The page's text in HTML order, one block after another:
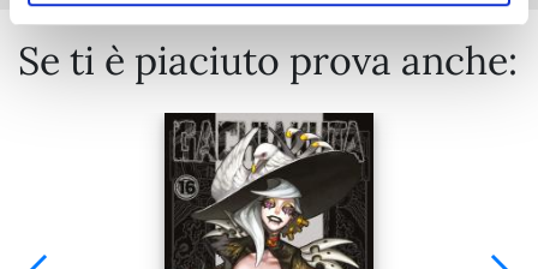
Se ti è piaciuto prova anche: